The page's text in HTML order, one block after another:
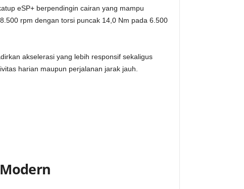
eSP+ berpendingin cairan yang mampu
rpm dengan torsi puncak 14,0 Nm pada 6.500
akselerasi yang lebih responsif sekaligus
harian maupun perjalanan jarak jauh.